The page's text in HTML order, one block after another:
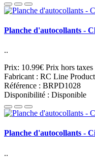
Planche d'autocollants -
..
Prix: 10.99€ Prix hors
Fabricant : RC Line
Référence : BRPD1028
Disponibilité : Disponible
Planche d'autocollants -
..